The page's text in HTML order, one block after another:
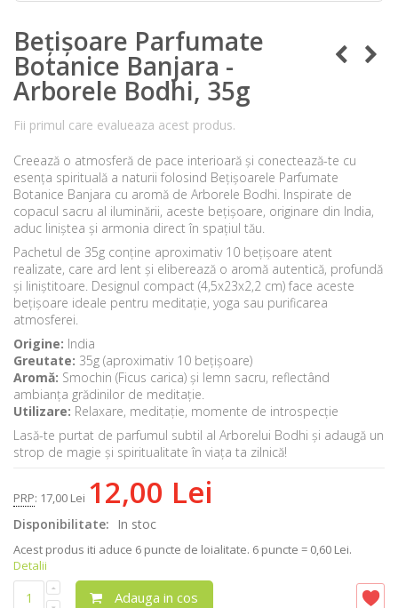
Bețișoare Parfumate
Botanice Banjara -
Arborele Bodhi, 35g
Fii primul care evalueaza acest produs.
Creează o atmosferă de pace interioară și conectează-te cu
esența spirituală a naturii folosind Bețișoarele Parfumate
Botanice Banjara cu aromă de Arborele Bodhi. Inspirate de
copacul sacru al iluminării, aceste bețișoare, originare din India,
aduc liniștea și armonia direct în spațiul tău.
Pachetul de 35g conține aproximativ 10 bețișoare atent
realizate, care ard lent și eliberează o aromă autentică, profundă
și liniștitoare. Designul compact (4,5x23x2,2 cm) face aceste
bețișoare ideale pentru meditație, yoga sau purificarea
atmosferei.
Origine: India
Greutate: 35g (aproximativ 10 bețișoare)
Aromă: Smochin (Ficus carica) și lemn sacru, reflectând
ambianța grădinilor de meditație.
Utilizare: Relaxare, meditație, momente de introspecție
Lasă-te purtat de parfumul subtil al Arborelui Bodhi și adaugă un
strop de magie și spiritualitate în viața ta zilnică!
PRP: 17,00 Lei 12,00 Lei
Disponibilitate: In stoc
Acest produs iti aduce 6 puncte de loialitate. 6 puncte = 0,60 Lei.
Detalii
Adauga in cos